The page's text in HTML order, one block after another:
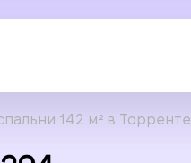
142 м² в Торренте